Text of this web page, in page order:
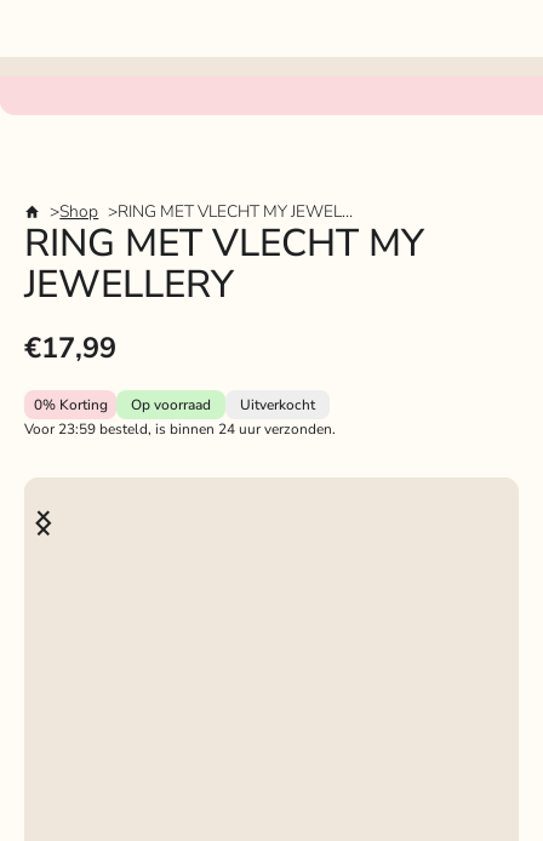
Shop RING MET VLECHT MY JEWELLERY
RING MET VLECHT MY
JEWELLERY
€17,99
0%Korting Op voorraad
Uitverkocht
Voor 23:59 besteld, is binnen 24 uur verzonden.